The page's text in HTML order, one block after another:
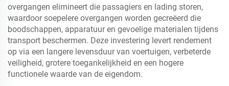
overgangen elimineert die passagiers en lading storen,
waardoor soepelere overgangen worden gecreëerd die
boodschappen, apparatuur en gevoelige materialen tijdens
transport beschermen. Deze investering levert rendement
op via een langere levensduur van voertuigen, verbeterde
veiligheid, grotere toegankelijkheid en een hogere
functionele waarde van de eigendom.